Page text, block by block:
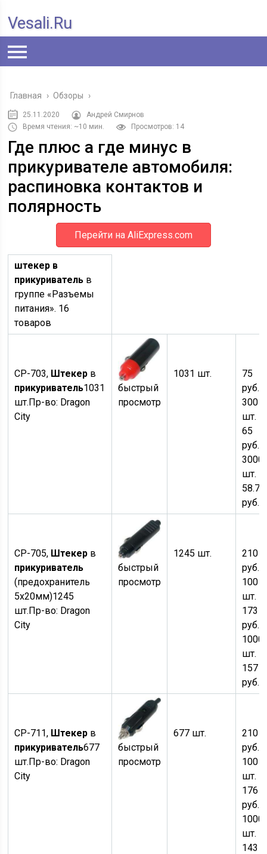
Vesali.ru
Главная › Обзоры ›
25.11.2020
Андрей Смирнов
Время чтения: ~10 мин.
Просмотров: 14
Где плюс а где минус в
прикуривателе автомобиля:
распиновка контактов и
полярность
Перейти на AliExpress.com
штекер в
прикуриватель в
группе «Разъемы
питания». 16
товаров
CP-703, Штекер в
прикуриватель1031
шт.Пр-во: Dragon
City
быстрый
просмотр
1031 шт.
75
руб.
300
шт. —
65
руб.
3000
шт. —
58.70
руб.
CP-705, Штекер в
прикуриватель
(предохранитель
5х20мм)1245
шт.Пр-во: Dragon
City
быстрый
просмотр
1245 шт.
210
руб.
100
шт. —
173
руб.
1000
шт. —
157
руб.
CP-711, Штекер в
прикуриватель677
шт.Пр-во: Dragon
City
быстрый
просмотр
677 шт.
210
руб.
100
шт. —
176
руб.
1000
шт. —
143